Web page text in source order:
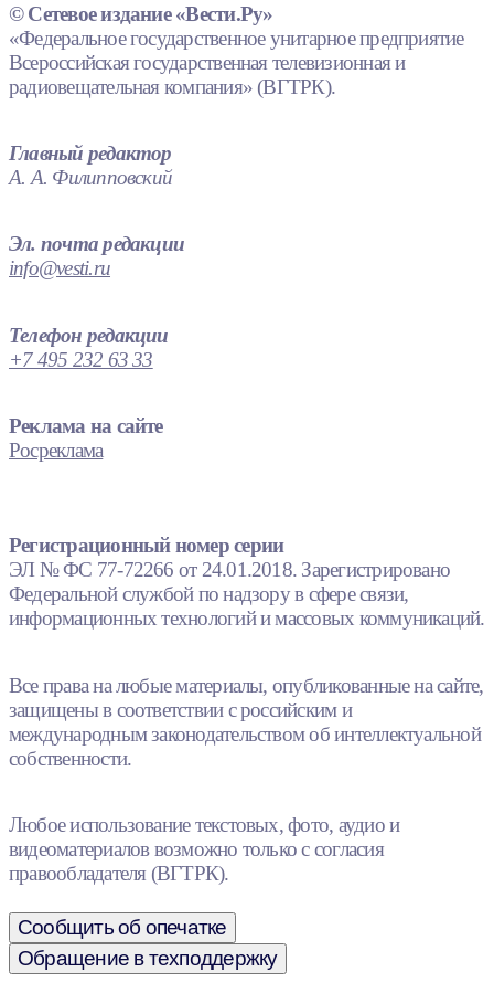
© Сетевое издание «Вести.Ру»
«Федеральное государственное унитарное предприятие
Всероссийская государственная телевизионная и
радиовещательная компания» (ВГТРК).
Главный редактор
А. А. Филипповский
Эл. почта редакции
info@vesti.ru
Телефон редакции
+7 495 232 63 33
Реклама на сайте
Росреклама
Регистрационный номер серии
ЭЛ № ФС 77-72266 от 24.01.2018. Зарегистрировано
Федеральной службой по надзору в сфере связи,
информационных технологий и массовых коммуникаций.
Все права на любые материалы, опубликованные на сайте,
защищены в соответствии с российским и
международным законодательством об интеллектуальной
собственности.
Любое использование текстовых, фото, аудио и
видеоматериалов возможно только с согласия
правообладателя (ВГТРК).
Сообщить об опечатке
Обращение в техподдержку